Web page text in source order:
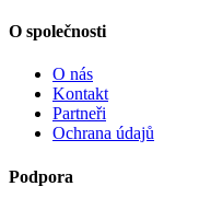
O společnosti
O nás
Kontakt
Partneři
Ochrana údajů
Podpora